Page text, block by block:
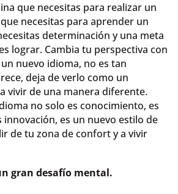
que necesitas para realizar un
necesitas para aprender un
determinación y una meta
lograr. Cambia tu perspectiva con
nuevo idioma, no es tan
deja de verlo como un
vivir de una manera diferente.
no solo es conocimiento, es
innovación, es un nuevo estilo de
de tu zona de confort y a vivir
gran desafío mental.